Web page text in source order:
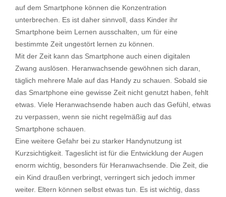
auf dem Smartphone können die Konzentration
unterbrechen. Es ist daher sinnvoll, dass Kinder ihr
Smartphone beim Lernen ausschalten, um für eine
bestimmte Zeit ungestört lernen zu können.
Mit der Zeit kann das Smartphone auch einen digitalen
Zwang auslösen. Heranwachsende gewöhnen sich daran,
täglich mehrere Male auf das Handy zu schauen. Sobald sie
das Smartphone eine gewisse Zeit nicht genutzt haben, fehlt
etwas. Viele Heranwachsende haben auch das Gefühl, etwas
zu verpassen, wenn sie nicht regelmäßig auf das
Smartphone schauen.
Eine weitere Gefahr bei zu starker Handynutzung ist
Kurzsichtigkeit. Tageslicht ist für die Entwicklung der Augen
enorm wichtig, besonders für Heranwachsende. Die Zeit, die
ein Kind draußen verbringt, verringert sich jedoch immer
weiter. Eltern können selbst etwas tun. Es ist wichtig, dass